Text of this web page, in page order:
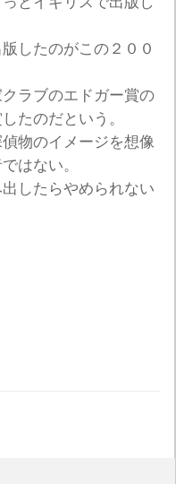
したのがこの２００
ラブのエドガー賞の
たのだという。
物のイメージを想像
はない。
したらやめられない